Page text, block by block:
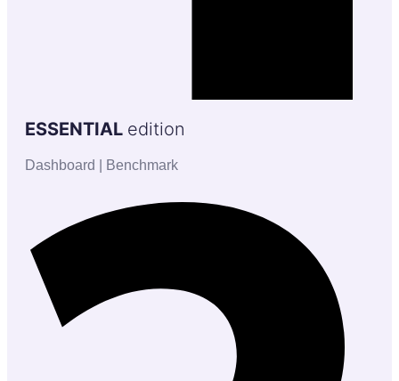
ESSENTIAL edition
Dashboard | Benchmark